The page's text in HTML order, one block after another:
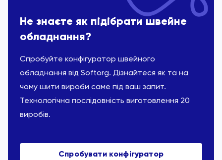
Не знаєте як підібрати швейне
обладнання?
Спробуйте конфігуратор швейного
обладнання від Softorg. Дізнайтеся як та на
чому шити вироби саме під ваш запит.
Технологічна послідовність виготовлення 20
виробів.
Спробувати конфігуратор